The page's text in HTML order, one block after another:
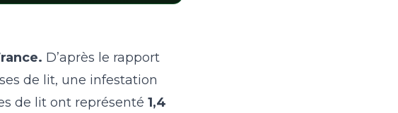
D’après le rapport
de lit, une infestation
de lit ont représenté 1,4